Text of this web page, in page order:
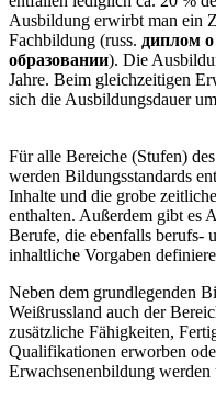
Ausbildung erwirbt man ein
Fachbildung (russ. диплом
образовании). Die
Jahre. Beim gleichzeitigen
sich die Ausbildungsdauer
Für alle Bereiche (Stufen)
werden Bildungsstandards
Inhalte und die grobe
enthalten. Außerdem gibt es
Berufe, die ebenfalls berufs-
inhaltliche Vorgaben
Neben dem grundlegenden
Weißrussland auch der
zusätzliche Fähigkeiten,
Qualifikationen erworben
Erwachsenenbildung werden